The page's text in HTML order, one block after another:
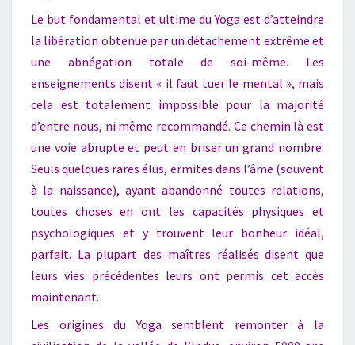
Le but fondamental et ultime du Yoga est d’atteindre
la libération obtenue par un détachement extrême et
une abnégation totale de soi-même. Les
enseignements disent « il faut tuer le mental », mais
cela est totalement impossible pour la majorité
d’entre nous, ni même recommandé. Ce chemin là est
une voie abrupte et peut en briser un grand nombre.
Seuls quelques rares élus, ermites dans l’âme (souvent
à la naissance), ayant abandonné toutes relations,
toutes choses en ont les capacités physiques et
psychologiques et y trouvent leur bonheur idéal,
parfait. La plupart des maîtres réalisés disent que
leurs vies précédentes leurs ont permis cet accès
maintenant.
Les origines du Yoga semblent remonter à la